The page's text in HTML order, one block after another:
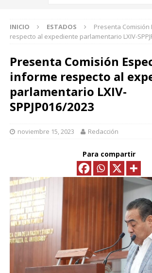
INICIO ESTADOS
Presenta Comisión
respecto al expediente parlamentario LXIV-
Presenta Comisión
informe respecto al
parlamentario LXIV-
SPPJP016/2023
noviembre 15, 2023 Redacción
Para compartir